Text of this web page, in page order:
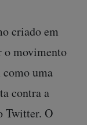
criado em
o movimento
como uma
contra a
Twitter. O